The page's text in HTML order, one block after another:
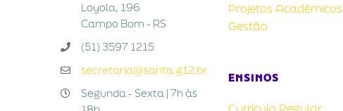
Loyola, 196
Campo Bom - RS
(51) 3597 1215
secretaria@santa.g12.br
Segunda - Sexta | 7h às
Projetos Acadêmicos
Gestão
ENSINOS